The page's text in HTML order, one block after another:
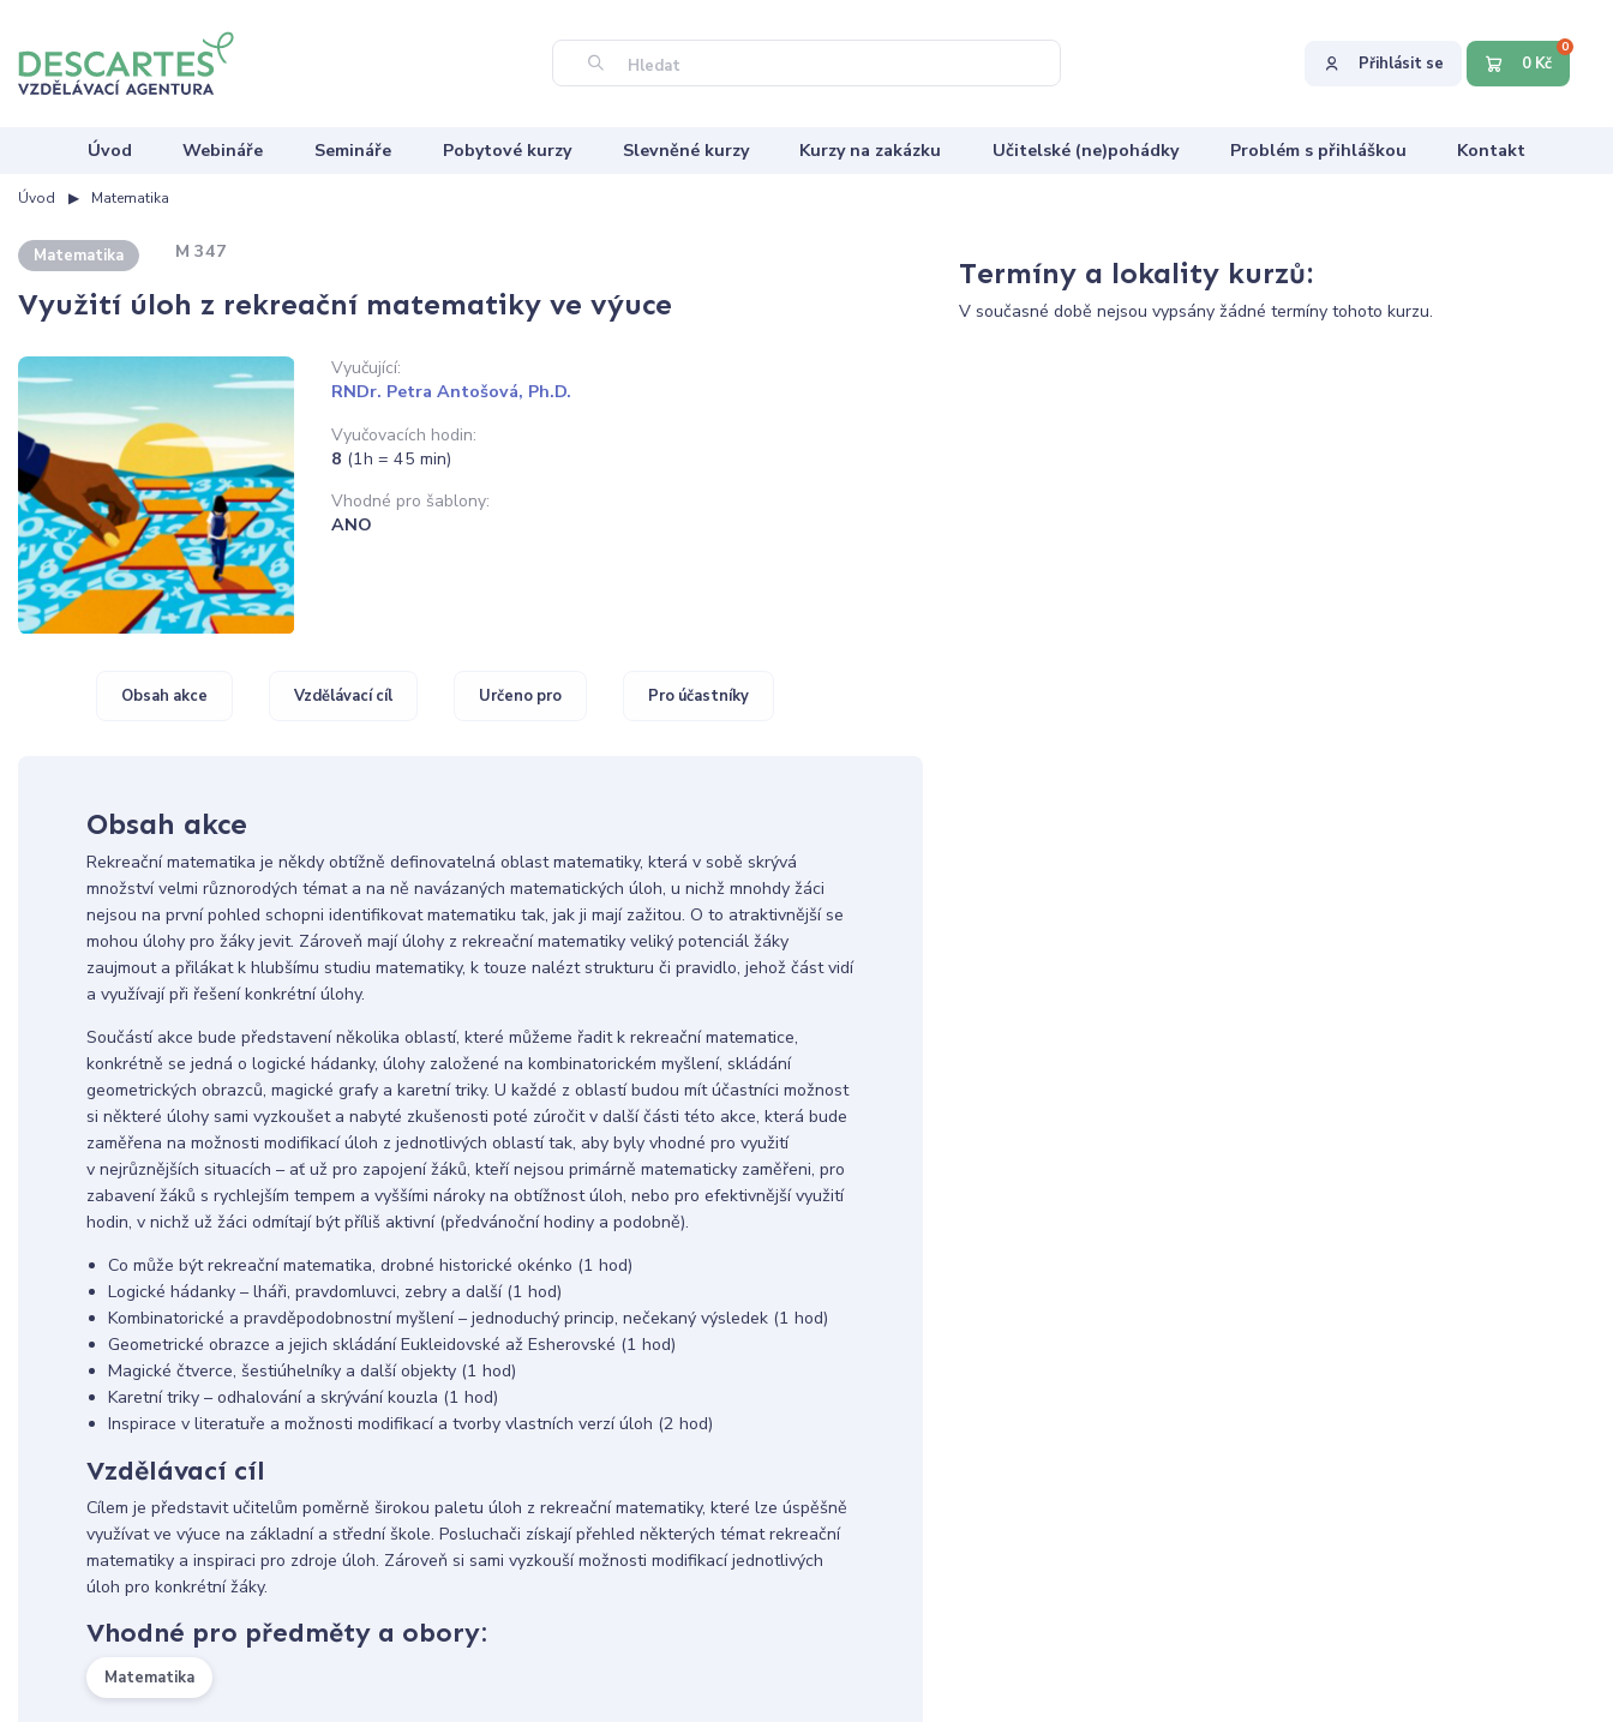
Hledat Přihlásit se 0 Kč
0
Úvod Webináře Semináře Pobytové kurzy Slevněné kurzy Kurzy na zakázku Učitelské (ne)pohádky Problém s přihláškou Kontakt
Úvod Matematika
Matematika M 347
Využití úloh z rekreační matematiky ve výuce
Vyučující:
RNDr. Petra Antošová, Ph.D.
Vyučovacích hodin:
8 (1h = 45 min)
Vhodné pro šablony:
ANO
Obsah akce Vzdělávací cíl Určeno pro Pro účastníky
Obsah akce
Rekreační matematika je někdy obtížně definovatelná oblast matematiky, která v sobě skrývá
množství velmi různorodých témat a na ně navázaných matematických úloh, u nichž mnohdy žáci
nejsou na první pohled schopni identifikovat matematiku tak, jak ji mají zažitou. O to atraktivnější se
mohou úlohy pro žáky jevit. Zároveň mají úlohy z rekreační matematiky veliký potenciál žáky
zaujmout a přilákat k hlubšímu studiu matematiky, k touze nalézt strukturu či pravidlo, jehož část vidí
a využívají při řešení konkrétní úlohy.
Součástí akce bude představení několika oblastí, které můžeme řadit k rekreační matematice,
konkrétně se jedná o logické hádanky, úlohy založené na kombinatorickém myšlení, skládání
geometrických obrazců, magické grafy a karetní triky. U každé z oblastí budou mít účastníci možnost
si některé úlohy sami vyzkoušet a nabyté zkušenosti poté zúročit v další části této akce, která bude
zaměřena na možnosti modifikací úloh z jednotlivých oblastí tak, aby byly vhodné pro využití
v nejrůznějších situacích – ať už pro zapojení žáků, kteří nejsou primárně matematicky zaměřeni, pro
zabavení žáků s rychlejším tempem a vyššími nároky na obtížnost úloh, nebo pro efektivnější využití
hodin, v nichž už žáci odmítají být příliš aktivní (předvánoční hodiny a podobně).
Co může být rekreační matematika, drobné historické okénko (1 hod)
Logické hádanky – lháři, pravdomluvci, zebry a další (1 hod)
Kombinatorické a pravděpodobnostní myšlení – jednoduchý princip, nečekaný výsledek (1 hod)
Geometrické obrazce a jejich skládání Eukleidovské až Esherovské (1 hod)
Magické čtverce, šestiúhelníky a další objekty (1 hod)
Karetní triky – odhalování a skrývání kouzla (1 hod)
Inspirace v literatuře a možnosti modifikací a tvorby vlastních verzí úloh (2 hod)
Vzdělávací cíl
Cílem je představit učitelům poměrně širokou paletu úloh z rekreační matematiky, které lze úspěšně
využívat ve výuce na základní a střední škole. Posluchači získají přehled některých témat rekreační
matematiky a inspiraci pro zdroje úloh. Zároveň si sami vyzkouší možnosti modifikací jednotlivých
úloh pro konkrétní žáky.
Vhodné pro předměty a obory:
Matematika
Termíny a lokality kurzů:
V současné době nejsou vypsány žádné termíny tohoto kurzu.